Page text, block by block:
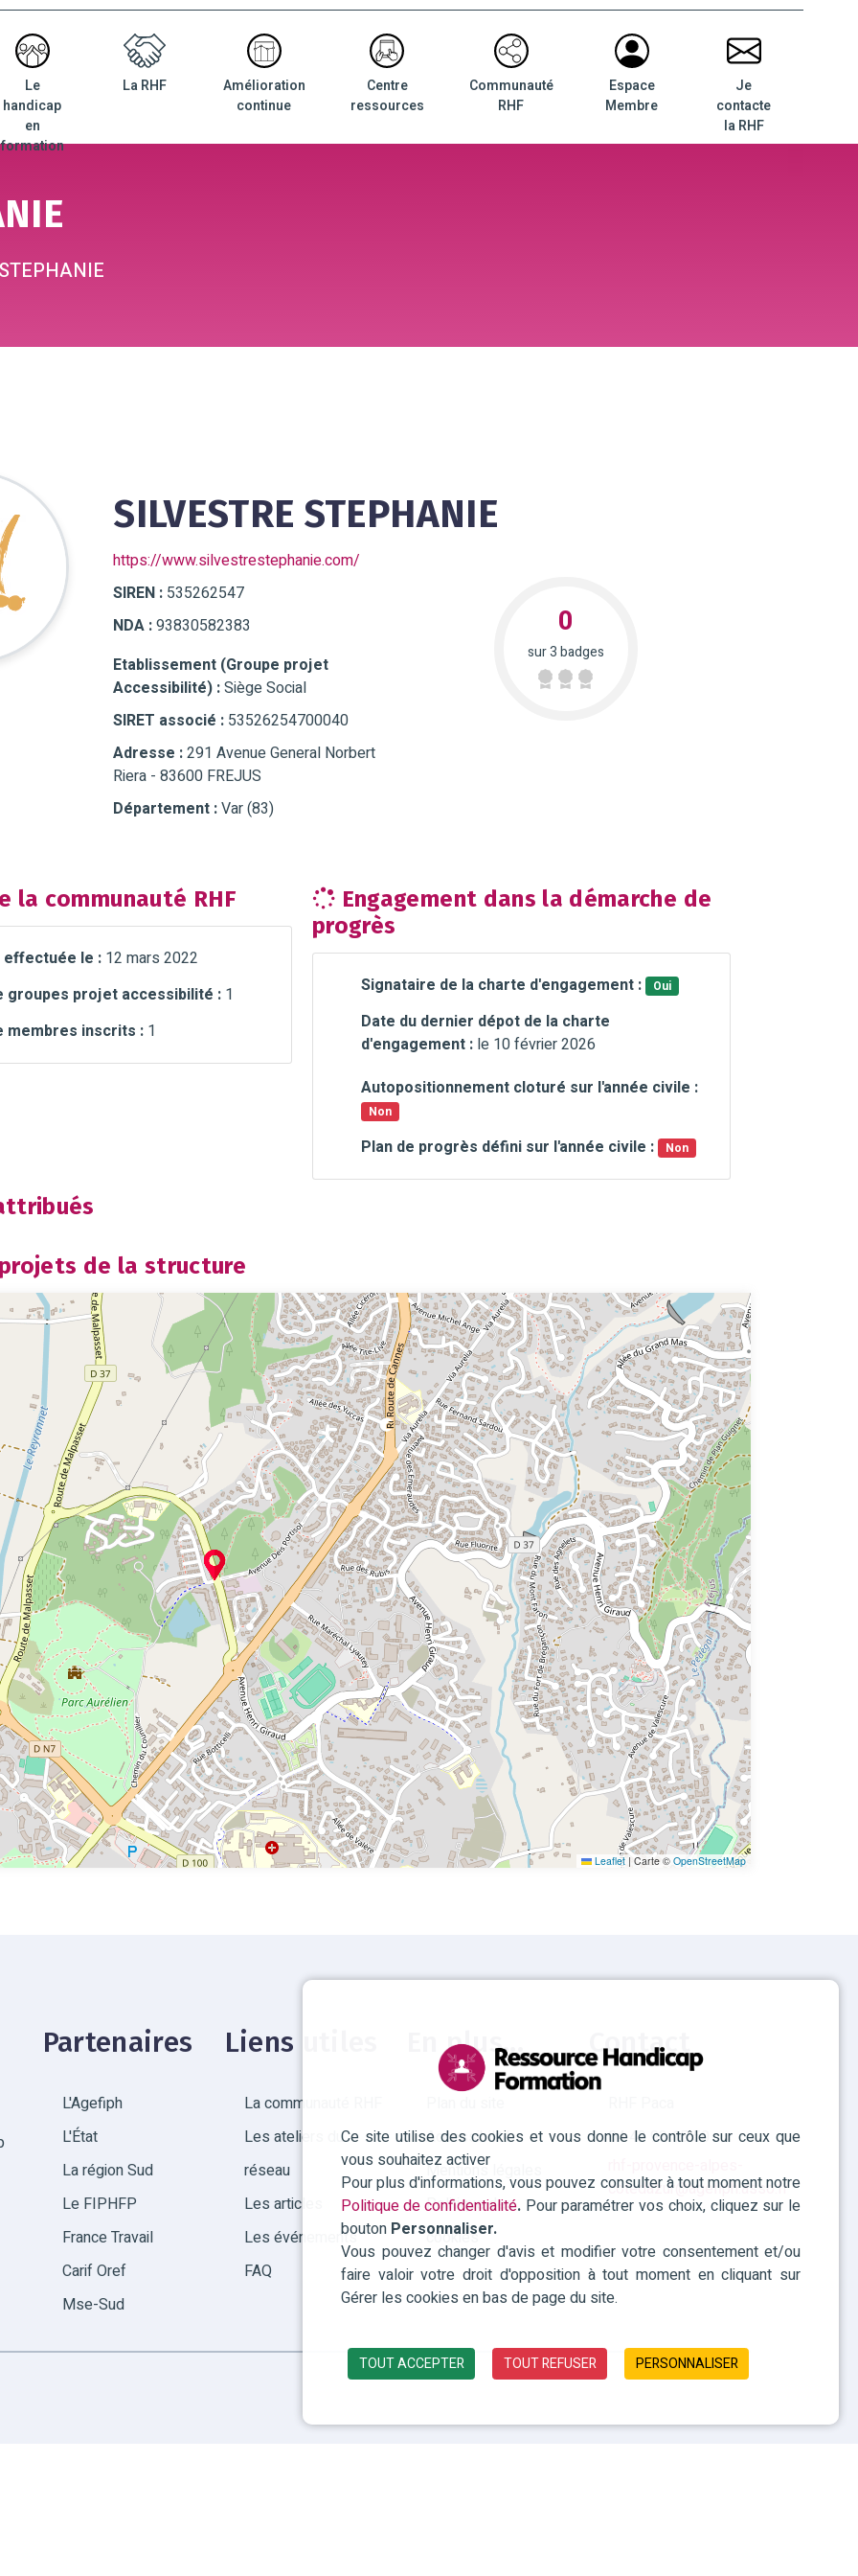
Ce site utilise des cookies et vous donne le contrôle sur ceux que
vous souhaitez activer
Pour plus d'informations, vous pouvez consulter à tout moment notre
Politique de confidentialité. Pour paramétrer vos choix, cliquez sur le
bouton Personnaliser.
Vous pouvez changer d'avis et modifier votre consentement et/ou
faire valoir votre droit d'opposition à tout moment en cliquant sur
Gérer les cookies en bas de page du site.
TOUT ACCEPTER TOUT REFUSER PERSONNALISER
Le
handicap
en
formation
La RHF
Amélioration
continue
Centre
ressources
Communauté
RHF
Espace
Membre
Je
contacte
la RHF
SILVESTRE STEPHANIE
https://www.silvestrestephanie.com/
SIREN : 535262547
NDA :93830582383
Etablissement (Groupe projet
Accessibilité) :Siège Social
SIRET associé : 53526254700040
Adresse :291 Avenue General Norbert
Riera - 83600 FREJUS
Département :Var (83)
0
sur 3 badges
la communauté RHF
le :12 mars 2022
groupes projet accessibilité :1
membres inscrits :1
Engagement dans la démarche de
progrès
Signataire de la charte d'engagement : Oui
Date du dernier dépot de la charte
d'engagement : le 10 février 2026
Autopositionnement cloturé sur l'année civile :
Non
Plan de progrès défini sur l'année civile : Non
de la structure
Leaflet | Carte © OpenStreetMap
Partenaires
L'Agefiph
L'État
La région Sud
Le FIPHFP
France Travail
Carif Oref
Mse-Sud
Liens utiles
La communauté RHF
Les ateliers du
réseau
Les articles
Les événements
FAQ
En plus...
Accessibilité
Mentions légales
Politique des
cookies
Contact
04 42 93 15 50
cotedazur@agefiph.asso.fr